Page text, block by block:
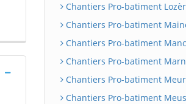
Chantiers Pro-batiment
Chantiers Pro-batiment
Chantiers Pro-batiment
Chantiers Pro-batiment
Chantiers Pro-batiment
Chantiers Pro-batiment